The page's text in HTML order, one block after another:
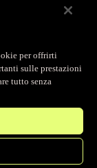
per offrirti
sulle prestazioni
tutto senza